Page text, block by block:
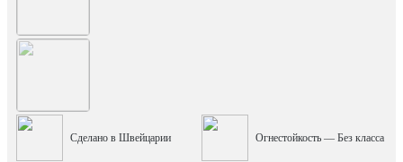
Сделано в Швейцарии Огнестойкость — Без класса